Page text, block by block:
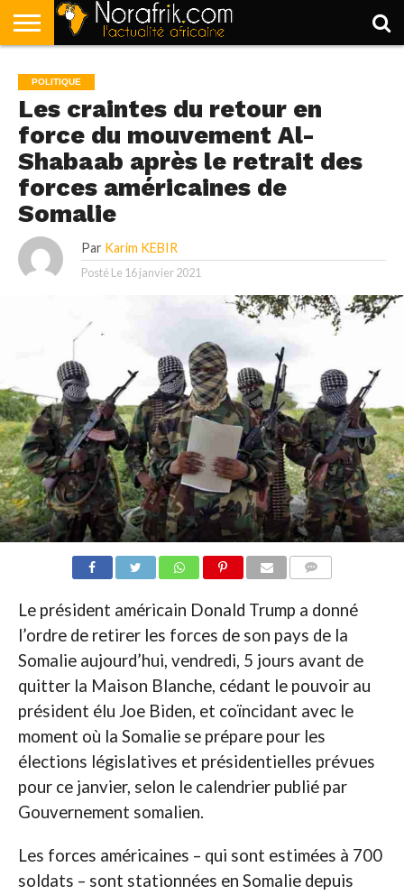
POLITIQUE
SOCIÉTÉ
ECONOMIE
SPORT
LIFESTYLE
POLITIQUE
Les craintes du retour en
force du mouvement Al-
Shabaab après le retrait des
forces américaines de
Somalie
Par Karim KEBIR
Posté Le 16 janvier 2021
Le président américain Donald Trump a donné
l’ordre de retirer les forces de son pays de la
Somalie aujourd’hui, vendredi, 5 jours avant de
quitter la Maison Blanche, cédant le pouvoir au
président élu Joe Biden, et coïncidant avec le
moment où la Somalie se prépare pour les
élections législatives et présidentielles prévues
pour ce janvier, selon le calendrier publié par
Gouvernement somalien.
Les forces américaines – qui sont estimées à 700
soldats – sont stationnées en Somalie depuis